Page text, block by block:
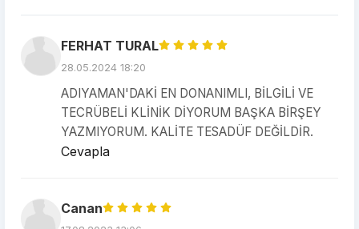
FERHAT TURAL
28.05.2024 18:20
ADIYAMAN'DAKİ EN DONANIMLI, BİLGİLİ VE
TECRÜBELİ KLİNİK DİYORUM BAŞKA BİRŞEY
YAZMIYORUM. KALİTE TESADÜF DEĞİLDİR.
Cevapla
Canan